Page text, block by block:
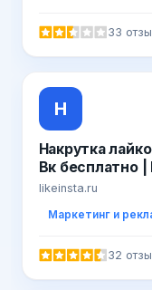
33
Н
Накрутка
Вк бесплатно
Вконтакте
likeinsta.ru
Маркетинг и
32